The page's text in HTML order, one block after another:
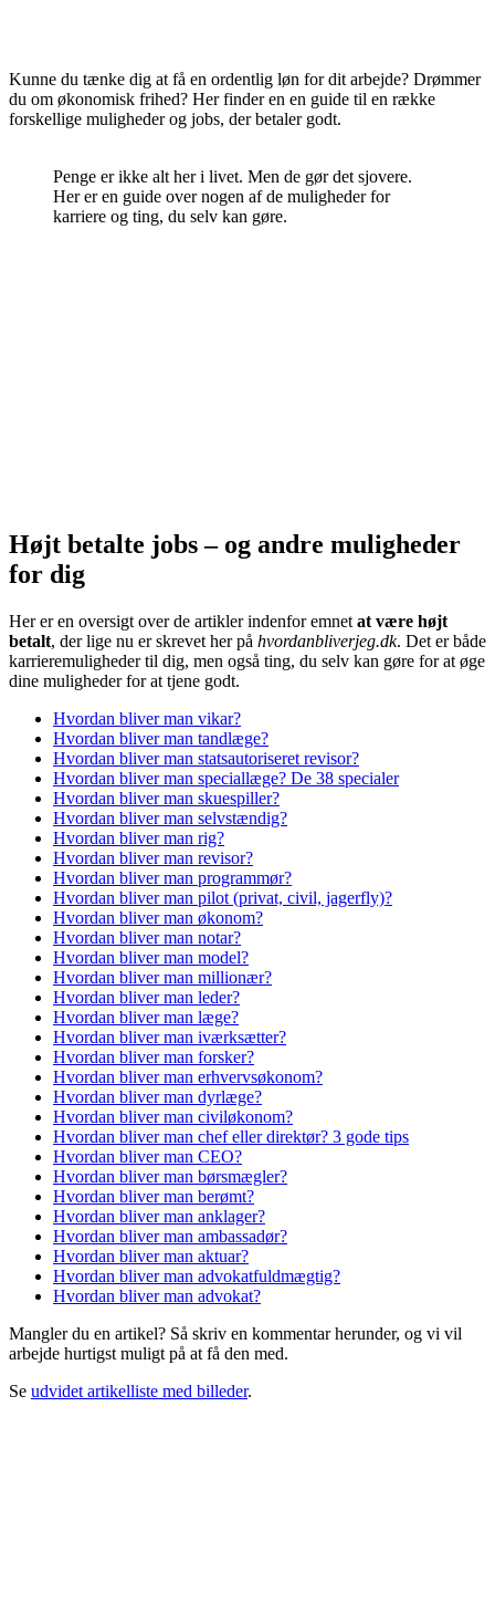
Kunne du tænke dig at få en ordentlig løn for dit arbejde? Drømmer
du om økonomisk frihed? Her finder en en guide til en række
forskellige muligheder og jobs, der betaler godt.
Penge er ikke alt her i livet. Men de gør det sjovere.
Her er en guide over nogen af de muligheder for
karriere og ting, du selv kan gøre.
Højt betalte jobs – og andre muligheder
for dig
Her er en oversigt over de artikler indenfor emnet at være højt
betalt, der lige nu er skrevet her på hvordanbliverjeg.dk. Det er både
karrieremuligheder til dig, men også ting, du selv kan gøre for at øge
dine muligheder for at tjene godt.
Hvordan bliver man vikar?
Hvordan bliver man tandlæge?
Hvordan bliver man statsautoriseret revisor?
Hvordan bliver man speciallæge? De 38 specialer
Hvordan bliver man skuespiller?
Hvordan bliver man selvstændig?
Hvordan bliver man rig?
Hvordan bliver man revisor?
Hvordan bliver man programmør?
Hvordan bliver man pilot (privat, civil, jagerfly)?
Hvordan bliver man økonom?
Hvordan bliver man notar?
Hvordan bliver man model?
Hvordan bliver man millionær?
Hvordan bliver man leder?
Hvordan bliver man læge?
Hvordan bliver man iværksætter?
Hvordan bliver man forsker?
Hvordan bliver man erhvervsøkonom?
Hvordan bliver man dyrlæge?
Hvordan bliver man civiløkonom?
Hvordan bliver man chef eller direktør? 3 gode tips
Hvordan bliver man CEO?
Hvordan bliver man børsmægler?
Hvordan bliver man berømt?
Hvordan bliver man anklager?
Hvordan bliver man ambassadør?
Hvordan bliver man aktuar?
Hvordan bliver man advokatfuldmægtig?
Hvordan bliver man advokat?
Mangler du en artikel? Så skriv en kommentar herunder, og vi vil
arbejde hurtigst muligt på at få den med.
Se udvidet artikelliste med billeder.